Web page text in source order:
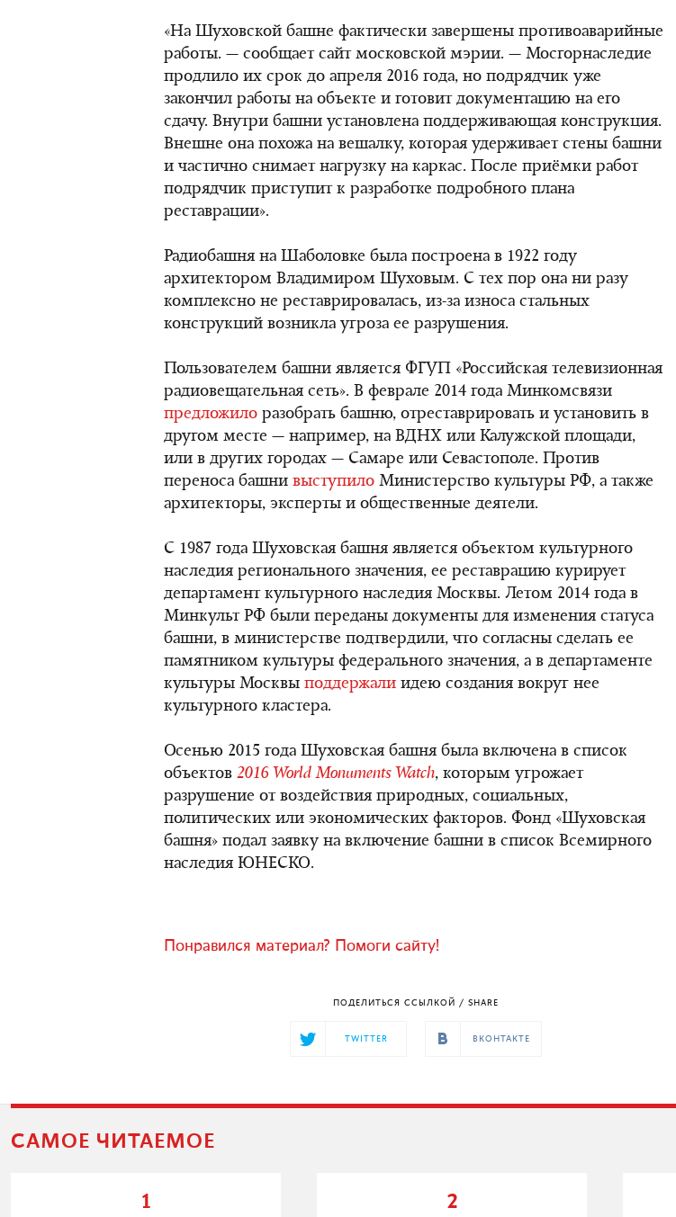
«На Шуховской башне фактически завершены противоаварийные
работы. — сообщает сайт московской мэрии. — Мосгорнаследие
продлило их срок до апреля 2016 года, но подрядчик уже
закончил работы на объекте и готовит документацию на его
сдачу. Внутри башни установлена поддерживающая конструкция.
Внешне она похожа на вешалку, которая удерживает стены башни
и частично снимает нагрузку на каркас. После приёмки работ
подрядчик приступит к разработке подробного плана
реставрации».
Радиобашня на Шаболовке была построена в 1922 году
архитектором Владимиром Шуховым. С тех пор она ни разу
комплексно не реставрировалась, из-за износа стальных
конструкций возникла угроза ее разрушения.
Пользователем башни является ФГУП «Российская телевизионная
радиовещательная сеть». В феврале 2014 года Минкомсвязи
предложило разобрать башню, отреставрировать и установить в
другом месте — например, на ВДНХ или Калужской площади,
или в других городах — Самаре или Севастополе. Против
переноса башни выступило Министерство культуры РФ, а также
архитекторы, эксперты и общественные деятели.
С 1987 года Шуховская башня является объектом культурного
наследия регионального значения, ее реставрацию курирует
департамент культурного наследия Москвы. Летом 2014 года в
Минкульт РФ были переданы документы для изменения статуса
башни, в министерстве подтвердили, что согласны сделать ее
памятником культуры федерального значения, а в департаменте
культуры Москвы поддержали идею создания вокруг нее
культурного кластера.
Осенью 2015 года Шуховская башня была включена в список
объектов 2016 World Monuments Watch, которым угрожает
разрушение от воздействия природных, социальных,
политических или экономических факторов. Фонд «Шуховская
башня» подал заявку на включение башни в список Всемирного
наследия ЮНЕСКО.
Понравился материал? Помоги сайту!
ПОДЕЛИТЬСЯ ССЫЛКОЙ / SHARE
TWITTER ВКОНТАКТЕ
САМОЕ ЧИТАЕМОЕ
1 2